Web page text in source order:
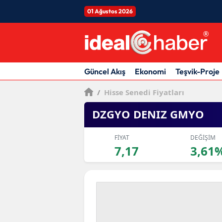
01 Ağustos 2026
Güncel Akış Ekonomi Teşvik-Proje
/ Hisse Senedi Fiyatları
DZGYO DENIZ GMYO
FİYAT
7,17
DEĞİŞİM